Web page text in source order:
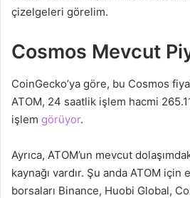
çizelgeleri görelim.
Cosmos Mevcut
CoinGecko’ya göre, bu Cosmos
ATOM, 24 saatlik işlem hacmi
işlem görüyor.
Ayrıca, ATOM’un mevcut
kaynağı vardır. Şu anda ATOM
borsaları Binance, Huobi Global,